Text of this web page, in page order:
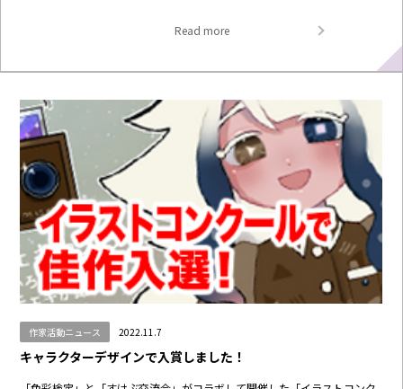
Read more
作家活動ニュース 2022.11.7
キャラクターデザインで入賞しました！